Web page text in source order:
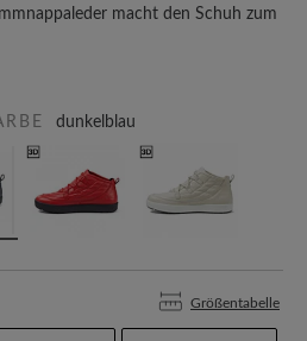
macht den Schuh zum
dunkelblau
Größentabelle